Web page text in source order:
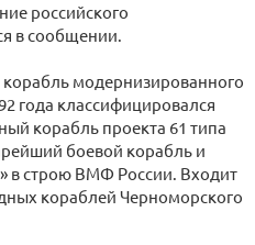
российского
в сообщении.
модернизированного
года классифицировался
корабль проекта 61 типа
боевой корабль и
в строю ВМФ России. Входит
кораблей Черноморского